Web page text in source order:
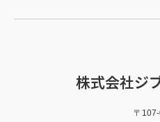
株式会社ジ
〒